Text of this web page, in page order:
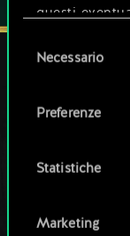
questi
Tutti i
disponibili
delNecessario
Preferenze
Statistiche
Marketing
I